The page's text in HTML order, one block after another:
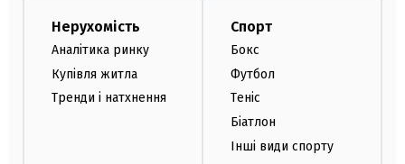
Нерухомість
Аналітика ринку
Купівля житла
Тренди і натхнення
Спорт
Бокс
Футбол
Теніс
Біатлон
Інші види спорту